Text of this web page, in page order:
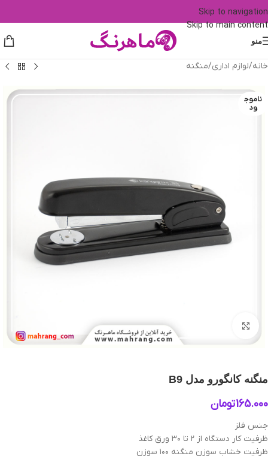
Skip to navigation
Skip to main content
منو
خانه/لوازم اداری/منگنه
ناموج
ود
منگنه کانگورو مدل B9
165.000تومان
جنس فلز
ظرفیت کار دستگاه از ۲ تا ۳۰ ورق کاغذ
ظرفیت خشاب سوزن منگنه ۱۰۰ سوزن